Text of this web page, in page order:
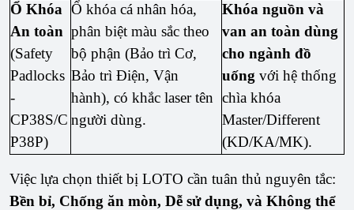
Ổ Khóa
An toàn
(Safety
Padlocks
-
CP38S/C
P38P)
Ổ khóa cá nhân hóa,
phân biệt màu sắc theo
bộ phận (Bảo trì Cơ,
Bảo trì Điện, Vận
hành), có khắc laser tên
người dùng.
Khóa nguồn và
van an toàn dùng
cho ngành đồ
uống với hệ thống
chìa khóa
Master/Different
(KD/KA/MK).
Việc lựa chọn thiết bị LOTO cần tuân thủ nguyên tắc:
Bền bỉ, Chống ăn mòn, Dễ sử dụng, và Không thể